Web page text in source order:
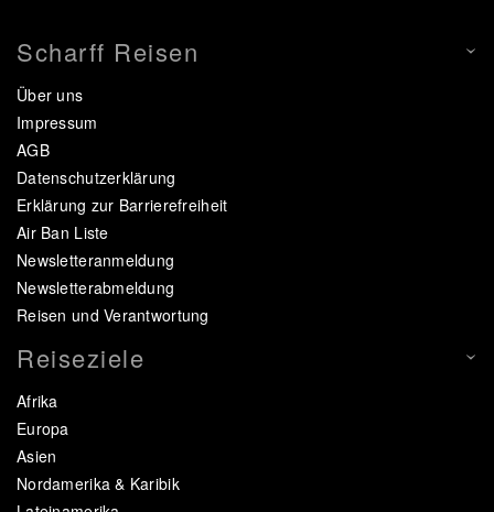
Scharff Reisen
Über uns
Impressum
AGB
Datenschutzerklärung
Erklärung zur Barrierefreiheit
Air Ban Liste
Newsletteranmeldung
Newsletterabmeldung
Reisen und Verantwortung
Reiseziele
Afrika
Europa
Asien
Nordamerika & Karibik